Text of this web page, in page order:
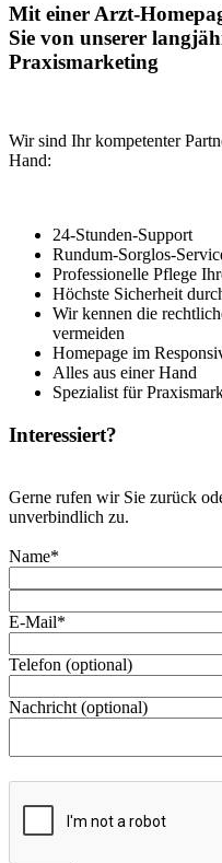
Mit einer Arzt-
Sie von unserer
Praxismarketing
Wir sind Ihr kompetenter
Hand:
24-Stunden-Support
Rundum-Sorglos-
Professionelle Pflege
Höchste Sicherheit
Wir kennen die
vermeiden
Homepage im
Alles aus einer Hand
Spezialist für
Interessiert?
Gerne rufen wir Sie zurück
unverbindlich zu.
Name*
E-Mail*
Telefon (optional)
Nachricht (optional)